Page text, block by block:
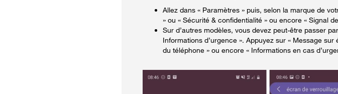
Allez dans « Paramètres » puis, selon la marque de
» ou « Sécurité & confidentialité » ou encore « Signal
Sur d’autres modèles, vous devez peut-être passer
Informations d’urgence ». Appuyez sur « Message
du téléphone » ou encore « Informations en cas